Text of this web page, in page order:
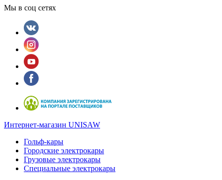
Мы в соц сетях
Интернет-магазин UNISAW
Гольф-кары
Городские электрокары
Грузовые электрокары
Специальные электрокары